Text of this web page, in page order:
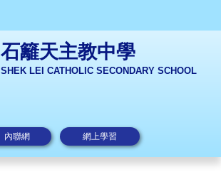
石籬天主教中學
SHEK LEI CATHOLIC SECONDARY SCHOOL
內聯網 網上學習